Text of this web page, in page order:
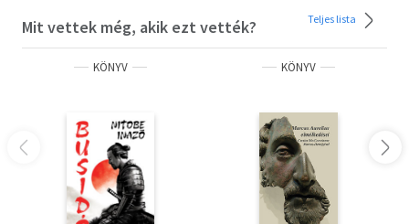
Mit vettek még, akik ezt vették? Teljes lista
KÖNYV KÖNYV